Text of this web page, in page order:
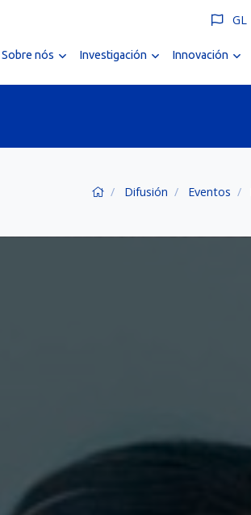
GL
Sobre nós Investigación Innovación
Difusión Eventos